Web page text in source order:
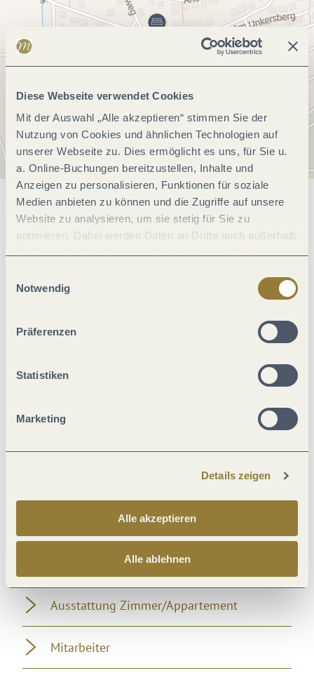
Diese Webseite verwendet Cookies
Mit der Auswahl „Alle akzeptieren“ stimmen Sie der
Nutzung von Cookies und ähnlichen Technologien auf
unserer Webseite zu. Dies ermöglicht es uns, für Sie u.
a. Online-Buchungen bereitzustellen, Inhalte und
Anzeigen zu personalisieren, Funktionen für soziale
Medien anbieten zu können und die Zugriffe auf unsere
Website zu analysieren, um sie stetig für Sie zu
optimieren. Dabei werden Daten an Dritte auch außerhalb
jederzeit widerrufen werden. Mit der Auswahl "Alle
ablehnen" kann es zu Beeinträchtigungen in der Nutzung
Notwendig
Präferenzen
Statistiken
Marketing
Details zeigen
Alle akzeptieren
Alle ablehnen
Allgemeine Informationen
Zahlungsarten
Fremdsprachen
Ausstattung Zimmer/Appartement
Mitarbeiter